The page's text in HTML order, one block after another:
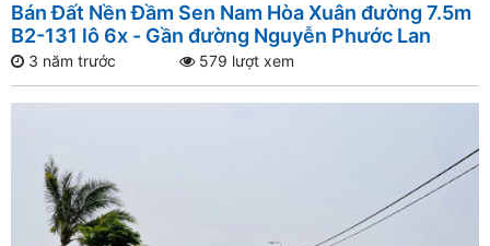
Bán Đất Nền Đầm Sen Nam Hòa Xuân đường 7.5m
B2-131 lô 6x - Gần đường Nguyễn Phước Lan
3 năm trước 579 lượt xem